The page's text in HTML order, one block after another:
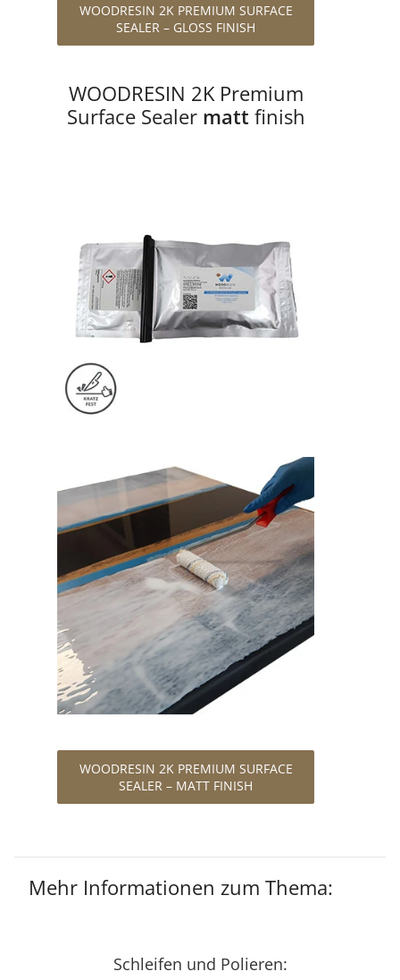
WOODRESIN 2K PREMIUM SURFACE
SEALER – GLOSS FINISH
WOODRESIN 2K Premium
Surface Sealer matt finish
WOODRESIN 2K PREMIUM SURFACE
SEALER – MATT FINISH
Mehr Informationen zum Thema:
Schleifen und Polieren: